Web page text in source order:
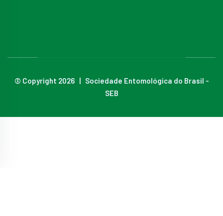
© Copyright 2026 | Sociedade Entomológica do Brasil -
SEB